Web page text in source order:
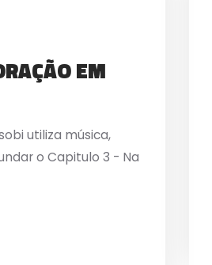
EM
utiliza música,
o Capitulo 3 - Na